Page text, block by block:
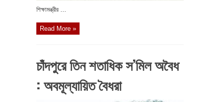
শিক্ষামন্ত্রীর ...
Read More »
চাঁদপুরে তিন শতাধিক স’মিল অবৈধ
: অবমূল্যায়িত বৈধরা